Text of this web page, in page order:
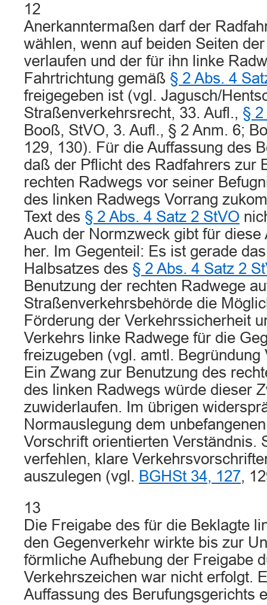
12
Anerkanntermaßen darf der
wählen, wenn auf beiden Seiten
verlaufen und der für ihn linke
Fahrtrichtung gemäß § 2 Abs. 4
freigegeben ist (vgl. Jagusch/
Straßenverkehrsrecht, 33. Aufl., §
Booß, StVO, 3. Aufl., § 2 Anm. 6;
129, 130). Für die Auffassung des
daß der Pflicht des Radfahrers zur
rechten Radwegs vor seiner
des linken Radwegs Vorrang
Text des § 2 Abs. 4 Satz 2 StVO
Auch der Normzweck gibt für diese
her. Im Gegenteil: Es ist gerade
Halbsatzes des § 2 Abs. 4 Satz 2
Benutzung der rechten Radwege
Straßenverkehrsbehörde die
Förderung der Verkehrssicherheit
Verkehrs linke Radwege für die
freizugeben (vgl. amtl. Begründung
Ein Zwang zur Benutzung des
des linken Radwegs würde dieser
zuwiderlaufen. Im übrigen
Normauslegung dem
Vorschrift orientierten Verständnis.
verfehlen, klare
auszulegen (vgl. BGHSt 34, 127,
13
Die Freigabe des für die Beklagte
den Gegenverkehr wirkte bis zur
förmliche Aufhebung der Freigabe
Verkehrszeichen war nicht erfolgt.
Auffassung des Berufungsgerichts